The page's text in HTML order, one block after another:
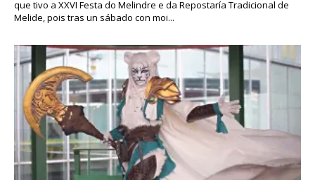
que tivo a XXVI Festa do Melindre e da Repostaría Tradicional de
Melide, pois tras un sábado con moi...